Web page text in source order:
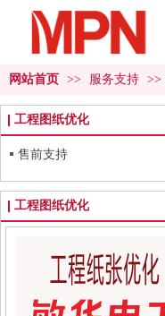
网站首页 >> 服务支持 >>
工程图纸优化
售前支持
工程图纸优化